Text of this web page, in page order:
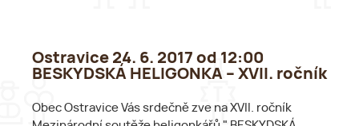
Ostravice 24. 6. 2017 od 12:00
BESKYDSKÁ HELIGONKA – XVII. ročník
Obec Ostravice Vás srdečně zve na XVII. ročník